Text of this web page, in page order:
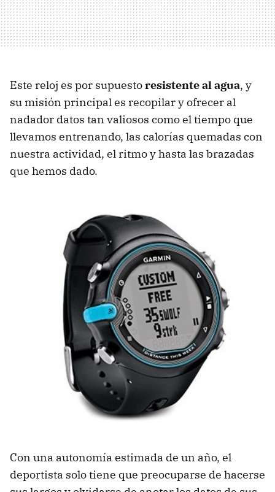
Este reloj es por supuestoresistente al agua, y
su misión principal es recopilar y ofrecer al
nadador datos tan valiosos como el tiempo que
llevamos entrenando, las calorías quemadas con
nuestra actividad, el ritmo y hasta las brazadas
que hemos dado.
Con una autonomía estimada de un año, el
deportista solo tiene que preocuparse de hacerse